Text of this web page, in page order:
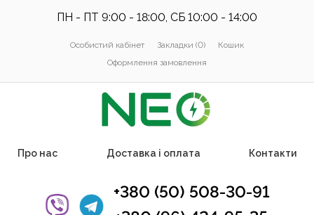
ПН - ПТ 9:00 - 18:00, СБ 10:00 - 14:00
Особистий кабінет Закладки (0)
Кошик
Оформлення замовлення
Про нас Доставка і оплата Контакти
+380 (50) 508-30-91